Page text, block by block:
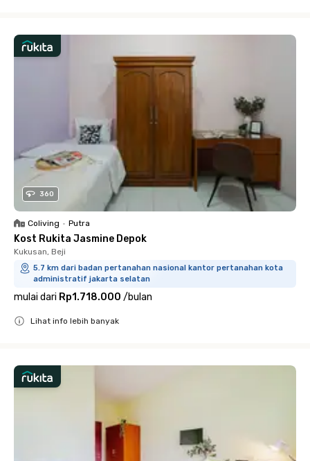
360
Coliving • Putra
Kost Rukita Jasmine Depok
Kukusan, Beji
5.7 km dari badan pertanahan nasional kantor pertanahan kota
administratif jakarta selatan
mulai dari Rp1.718.000 /bulan
Lihat info lebih banyak